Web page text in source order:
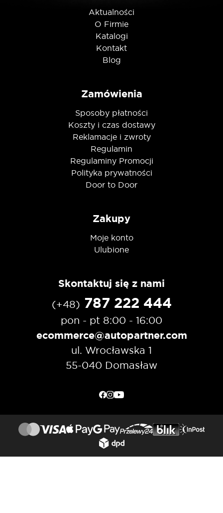
Aktualności
O Firmie
Katalogi
Kontakt
Blog
Zamówienia
Sposoby płatności
Koszty i czas dostawy
Reklamacje i zwroty
Regulamin
Regulaminy Promocji
Polityka prywatności
Door to Door
Zakupy
Moje konto
Ulubione
Skontaktuj się z nami
(+48) 787 222 444
pon - pt 8:00 - 16:00
ecommerce@autopartner.com
ul. Wrocławska 1
55-040 Domasław